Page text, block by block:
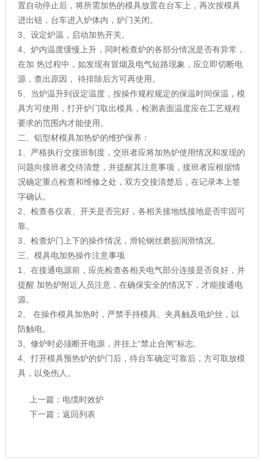
置自动停止后，将所需加热的模具放置在台车上，再次按模具
进出钮，台车进入炉体内，炉门关闭。
3、设定炉温，启动加热开关。
4、炉内温度缓慢上升，同时检查炉的各部分情况是否有异常，
在加 热过程中，如发现有冒烟及电气短路现象，应立即切断电
源，查出原因， 待排除后方可再使用。
5、当炉温升到设定温度，按操作规程规定的保温时间保温，模
具方可使用，打开炉门取出模具，检测表面温度应在工艺规程
要求的范围内才能使用。
二、铝型材模具加热炉的维护保养：
1、严格执行交接班制度，交班者应将加热炉使用情况和发现的
问题向接班者交待清楚，并提醒其注意事项，接班者应根据情
况确定重点检查和维修之处，双方交接清楚后，在记录本上签
字确认。
2、检查各仪表、开关是否完好，各相关接地线接地是否牢固可
靠。
3、检查炉门上下的操作情况，滑轮钢丝磨损润滑情况。
三、模具电加热操作注意事项
1、在接通电源前，应先检查各相关电气部分连接是否良好，并
提醒 加热炉附近人员注意，在确保安全的情况下，才能接通电
源。
2、 在操作模具加热时，严禁手持模具、夹具触及电炉丝，以
防触电。
3、修炉时必须断开电源，并挂上“禁止合闸”标志。
4、打开模具预热炉的炉门后，待台车确定可靠后，方可取放模
具，以免伤人。
上一篇： 电缆时效炉
下一篇： 返回列表